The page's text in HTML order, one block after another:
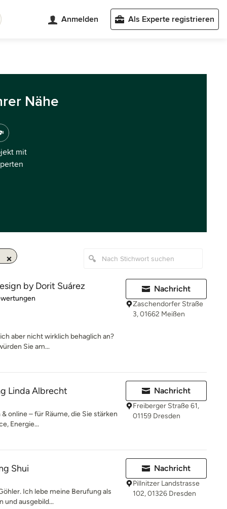
Anmelden Als Experte registrieren
Nähe
mit
by Dorit Suárez
5 von 5 Sternen
aber nicht wirklich behaglich an?
Sie am...
Nachricht
Zaschendorfer Straße
3, 01662 Meißen
Linda Albrecht
online – für Räume, die Sie stärken
Energie...
Nachricht
Freiberger Straße 61,
01159 Dresden
Shui
Ich lebe meine Berufung als
und ausgebild...
Nachricht
Pillnitzer Landstrasse
102, 01326 Dresden